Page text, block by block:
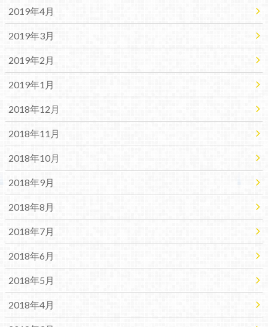
2019年4月
2019年3月
2019年2月
2019年1月
2018年12月
2018年11月
2018年10月
2018年9月
2018年8月
2018年7月
2018年6月
2018年5月
2018年4月